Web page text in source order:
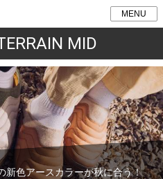
MENU
MID
新色アースカラーが秋に合う！